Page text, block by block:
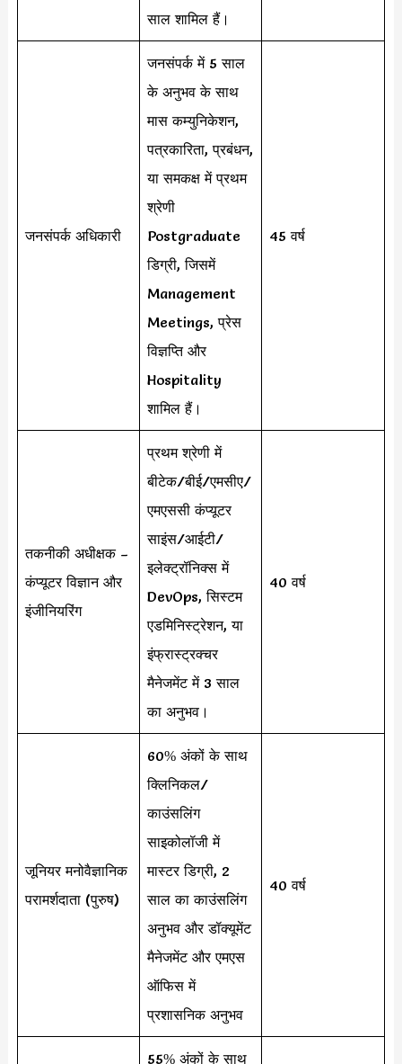
साल शामिल हैं।
जनसंपर्क अधिकारी
जनसंपर्क में 5 साल
के अनुभव के साथ
मास कम्युनिकेशन,
पत्रकारिता, प्रबंधन,
या समकक्ष में प्रथम
श्रेणी
Postgraduate
डिग्री, जिसमें
Management
Meetings, प्रेस
विज्ञप्ति और
Hospitality
शामिल हैं।
45 वर्ष
तकनीकी अधीक्षक –
कंप्यूटर विज्ञान और
इंजीनियरिंग
प्रथम श्रेणी में
बीटेक/बीई/एमसीए/
एमएससी कंप्यूटर
साइंस/आईटी/
इलेक्ट्रॉनिक्स में
DevOps, सिस्टम
एडमिनिस्ट्रेशन, या
इंफ्रास्ट्रक्चर
मैनेजमेंट में 3 साल
का अनुभव।
40 वर्ष
जूनियर मनोवैज्ञानिक
परामर्शदाता (पुरुष)
60% अंकों के साथ
क्लिनिकल/
काउंसलिंग
साइकोलॉजी में
मास्टर डिग्री, 2
साल का काउंसलिंग
अनुभव और डॉक्यूमेंट
मैनेजमेंट और एमएस
ऑफिस में
प्रशासनिक अनुभव
40 वर्ष
55% अंकों के साथ